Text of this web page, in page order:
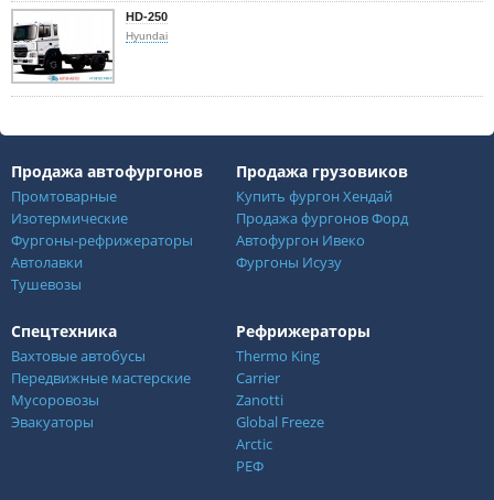
HD-250
Hyundai
Продажа автофургонов
Промтоварные
Изотермические
Фургоны-рефрижераторы
Автолавки
Тушевозы
Продажа грузовиков
Купить фургон Хендай
Продажа фургонов Форд
Автофургон Ивеко
Фургоны Исузу
Спецтехника
Вахтовые автобусы
Передвижные мастерские
Мусоровозы
Эвакуаторы
Рефрижераторы
Thermo King
Carrier
Zanotti
Global Freeze
Arctic
РЕФ